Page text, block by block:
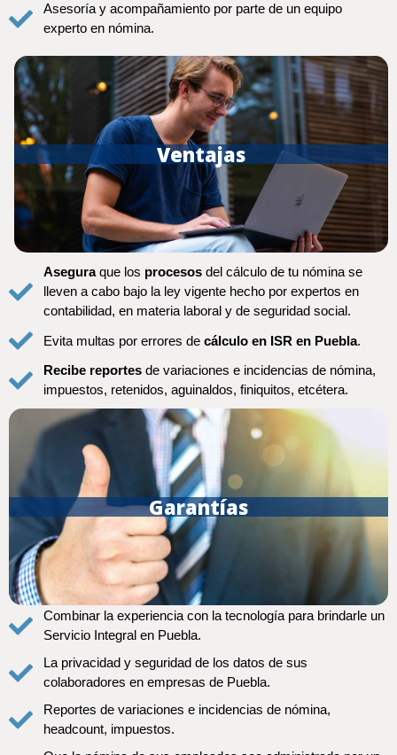
Asesoría y acompañamiento por parte de un equipo
experto en nómina.
Ventajas
Aseguraque los procesosdel cálculo de tu nómina se
lleven a cabo bajo la ley vigente hecho por expertos en
contabilidad, en materia laboral y de seguridad social.
Evita multas por errores de cálculo en ISR en Puebla.
Recibe reportesde variaciones e incidencias de nómina,
impuestos, retenidos, aguinaldos, finiquitos, etcétera.
Combinar la experiencia con la tecnología para brindarle un
Servicio Integral en Puebla.
La privacidad y seguridad de los datos de sus
colaboradores en empresas de Puebla.
Reportes de variaciones e incidencias de nómina,
headcount, impuestos.
Garantías